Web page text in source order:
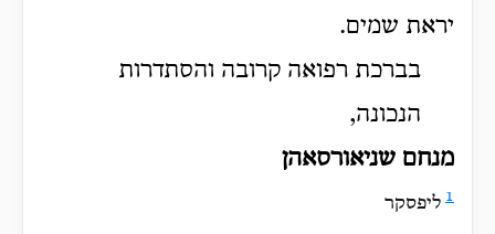
יראת שמים.
בברכת רפואה קרובה והסתדרות
הנכונה,
מנחם שניאורסאהן
1 ליפסקר